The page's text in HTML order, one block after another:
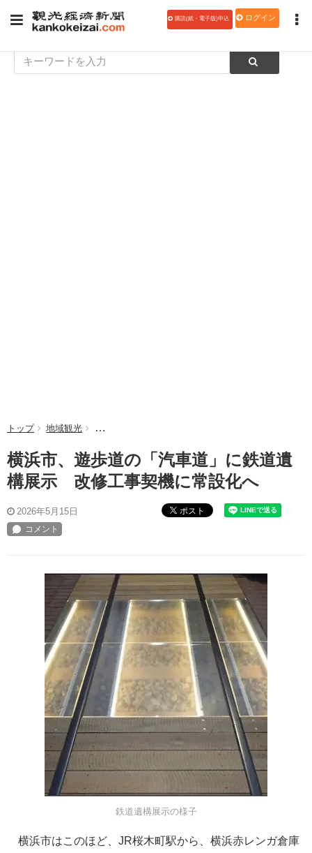
購読(紙・電子版)申込 ログイン
トップ 地域観光 横浜市、遊歩道の「汽車道」に鉄道遺構展示 改修
横浜市、遊歩道の「汽車道」に鉄道遺
構展示 改修工事契機に常設化へ
2026年5月15日 ポスト
鉄道遺構展示の様子
横浜市はこのほど、JR桜木町駅から、横浜赤レンガ倉庫